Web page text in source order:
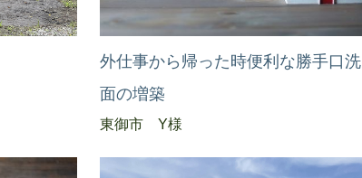
外仕事から帰った時便利な勝手口洗
面の増築
東御市 Y様